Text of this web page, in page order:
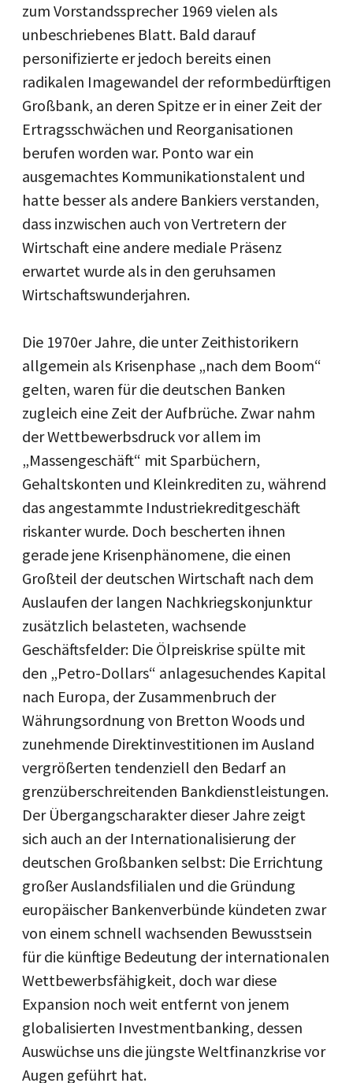
zum Vorstandssprecher 1969 vielen als
unbeschriebenes Blatt. Bald darauf
personifizierte er jedoch bereits einen
radikalen Imagewandel der reformbedürftigen
Großbank, an deren Spitze er in einer Zeit der
Ertragsschwächen und Reorganisationen
berufen worden war. Ponto war ein
ausgemachtes Kommunikationstalent und
hatte besser als andere Bankiers verstanden,
dass inzwischen auch von Vertretern der
Wirtschaft eine andere mediale Präsenz
erwartet wurde als in den geruhsamen
Wirtschaftswunderjahren.
Die 1970er Jahre, die unter Zeithistorikern
allgemein als Krisenphase „nach dem Boom“
gelten, waren für die deutschen Banken
zugleich eine Zeit der Aufbrüche. Zwar nahm
der Wettbewerbsdruck vor allem im
„Massengeschäft“ mit Sparbüchern,
Gehaltskonten und Kleinkrediten zu, während
das angestammte Industriekreditgeschäft
riskanter wurde. Doch bescherten ihnen
gerade jene Krisenphänomene, die einen
Großteil der deutschen Wirtschaft nach dem
Auslaufen der langen Nachkriegskonjunktur
zusätzlich belasteten, wachsende
Geschäftsfelder: Die Ölpreiskrise spülte mit
den „Petro-Dollars“ anlagesuchendes Kapital
nach Europa, der Zusammenbruch der
Währungsordnung von Bretton Woods und
zunehmende Direktinvestitionen im Ausland
vergrößerten tendenziell den Bedarf an
grenzüberschreitenden Bankdienstleistungen.
Der Übergangscharakter dieser Jahre zeigt
sich auch an der Internationalisierung der
deutschen Großbanken selbst: Die Errichtung
großer Auslandsfilialen und die Gründung
europäischer Bankenverbünde kündeten zwar
von einem schnell wachsenden Bewusstsein
für die künftige Bedeutung der internationalen
Wettbewerbsfähigkeit, doch war diese
Expansion noch weit entfernt von jenem
globalisierten Investmentbanking, dessen
Auswüchse uns die jüngste Weltfinanzkrise vor
Augen geführt hat.